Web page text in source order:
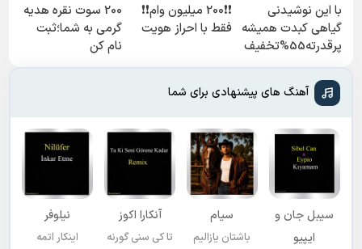
کن
با این نوشیدنی
گیاهی کبدت همیشه
پرقدرته55%تخفیف
❗❗200 میلیون وام❗❗
فقط با احراز هویت
200 سوت نقره هدیه
گرمی به شما؛ثبت
نام کن
آهنگ های پیشنهادی برای شما
سیبل جان و
ایپیو
سیام
باشتان یازالیم
آنکارا اکوز
تا کی سنی گورنه
نیلوفر
اینکار اتمه